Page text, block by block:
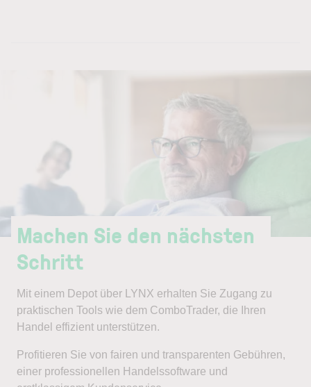
Machen Sie den nächsten
Schritt
Mit einem Depot über LYNX erhalten Sie Zugang zu
praktischen Tools wie dem ComboTrader, die Ihren
Handel effizient unterstützen.
Profitieren Sie von fairen und transparenten Gebühren,
einer professionellen Handelssoftware und